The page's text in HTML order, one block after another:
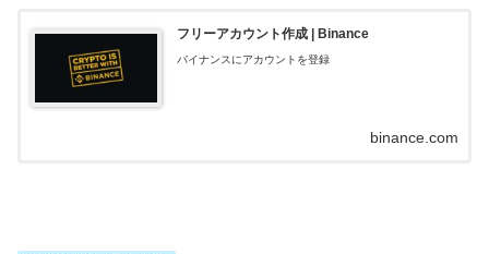
フリーアカウント作成 | Binance
バイナンスにアカウントを登録
binance.com